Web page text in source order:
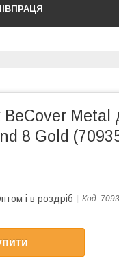
Metal
8 Gold
і в роздріб Код: